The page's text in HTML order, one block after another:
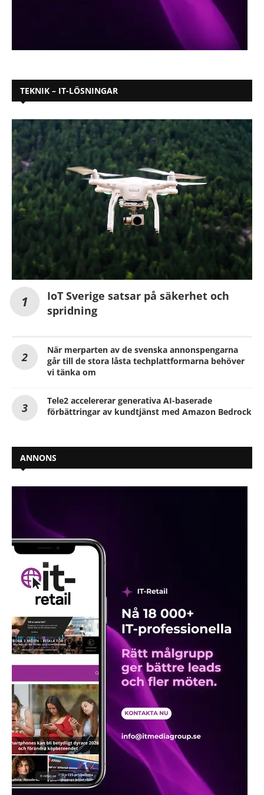
TEKNIK – IT-LÖSNINGAR
IoT Sverige satsar på säkerhet och
spridning
När merparten av de svenska annonspengarna
går till de stora låsta techplattformarna behöver
vi tänka om
Tele2 accelererar generativa AI-baserade
förbättringar av kundtjänst med Amazon Bedrock
ANNONS